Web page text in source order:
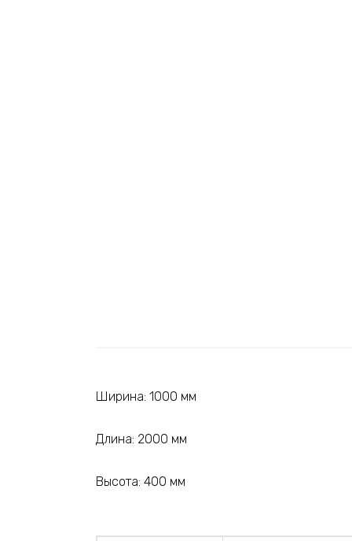
Ширина: 1000 мм
Длина: 2000 мм
Высота: 400 мм